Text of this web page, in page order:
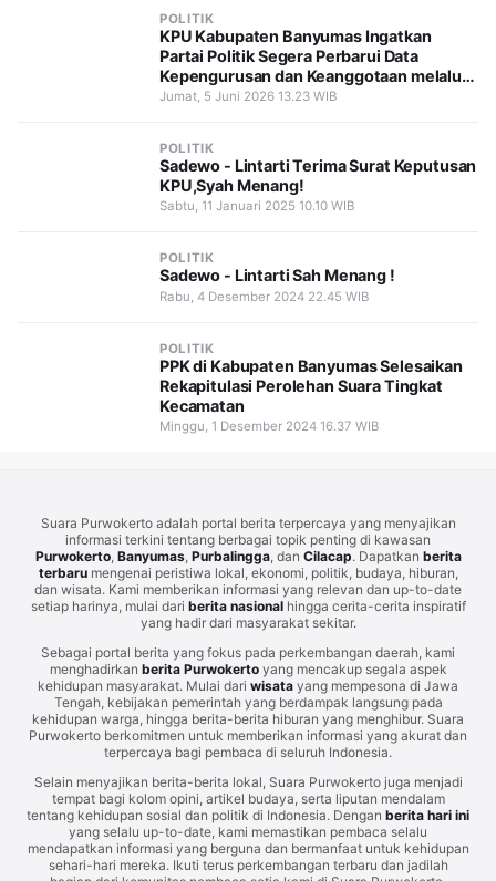
POLITIK
KPU Kabupaten Banyumas Ingatkan
Partai Politik Segera Perbarui Data
Kepengurusan dan Keanggotaan melalui
SIPOL
Jumat, 5 Juni 2026 13.23 WIB
POLITIK
Sadewo - Lintarti Terima Surat Keputusan
KPU,Syah Menang!
Sabtu, 11 Januari 2025 10.10 WIB
POLITIK
Sadewo - Lintarti Sah Menang !
Rabu, 4 Desember 2024 22.45 WIB
POLITIK
PPK di Kabupaten Banyumas Selesaikan
Rekapitulasi Perolehan Suara Tingkat
Kecamatan
Minggu, 1 Desember 2024 16.37 WIB
Suara Purwokerto adalah portal berita terpercaya yang menyajikan
informasi terkini tentang berbagai topik penting di kawasan
Purwokerto, Banyumas, Purbalingga, dan Cilacap. Dapatkan berita
terbarumengenai peristiwa lokal, ekonomi, politik, budaya, hiburan,
dan wisata. Kami memberikan informasi yang relevan dan up-to-date
setiap harinya, mulai dari berita nasionalhingga cerita-cerita inspiratif
yang hadir dari masyarakat sekitar.
Sebagai portal berita yang fokus pada perkembangan daerah, kami
menghadirkan berita Purwokertoyang mencakup segala aspek
kehidupan masyarakat. Mulai dari wisata yang mempesona di Jawa
Tengah, kebijakan pemerintah yang berdampak langsung pada
kehidupan warga, hingga berita-berita hiburan yang menghibur. Suara
Purwokerto berkomitmen untuk memberikan informasi yang akurat dan
terpercaya bagi pembaca di seluruh Indonesia.
Selain menyajikan berita-berita lokal, Suara Purwokerto juga menjadi
tempat bagi kolom opini, artikel budaya, serta liputan mendalam
tentang kehidupan sosial dan politik di Indonesia. Dengan berita hari ini
yang selalu up-to-date, kami memastikan pembaca selalu
mendapatkan informasi yang berguna dan bermanfaat untuk kehidupan
sehari-hari mereka. Ikuti terus perkembangan terbaru dan jadilah